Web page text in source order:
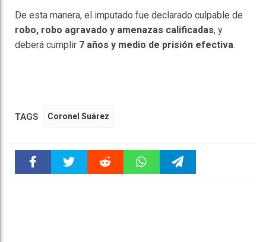
De esta manera, el imputado fue declarado culpable de
robo, robo agravado y amenazas calificadas, y
deberá cumplir 7 años y medio de prisión efectiva.
TAGS Coronel Suárez